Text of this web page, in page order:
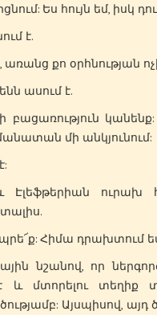
Ես հույն եմ, իսկ
է.
քո օրհնության
ասում է.
մի անկյունում:
ուրախ
Հիմա դրախտում եմ
նշանով, որ
և մտորելու տեղիք
Այսպիսով,